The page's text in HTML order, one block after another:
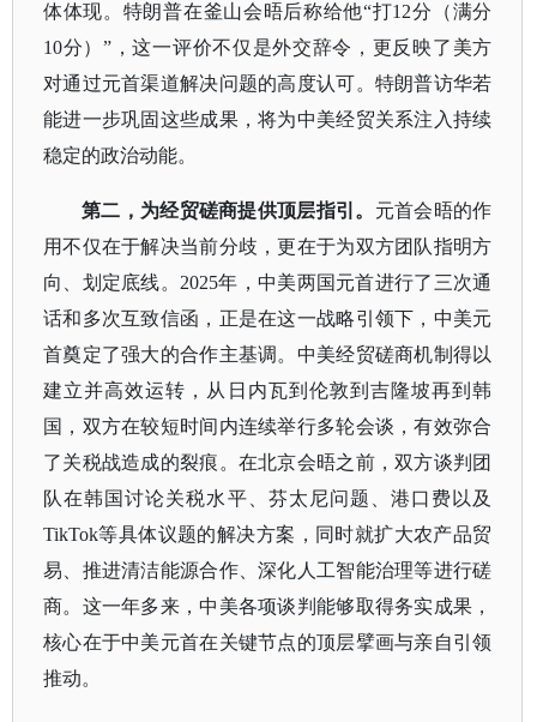
体体现。特朗普在釜山会晤后称给他“打12分（满分
10分）”，这一评价不仅是外交辞令，更反映了美方
对通过元首渠道解决问题的高度认可。特朗普访华若
能进一步巩固这些成果，将为中美经贸关系注入持续
稳定的政治动能。
第二，为经贸磋商提供顶层指引。 元首会晤的作
用不仅在于解决当前分歧，更在于为双方团队指明方
向、划定底线。 2025年，中美两国元首进行了三次通
话和多次互致信函，正是在这一战略引领下，中美元
首奠定了强大的合作主基调。中美经贸磋商机制得以
建立并高效运转，从日内瓦到伦敦到吉隆坡再到韩
国，双方在较短时间内连续举行多轮会谈，有效弥合
了关税战造成的裂痕。在北京会晤之前，双方谈判团
队在韩国讨论关税水平、芬太尼问题、港口费以及
TikTok等具体议题的解决方案，同时就扩大农产品贸
易、推进清洁能源合作、深化人工智能治理等进行磋
商。这一年多来，中美各项谈判能够取得务实成果，
核心在于中美元首在关键节点的顶层擘画与亲自引领
推动。